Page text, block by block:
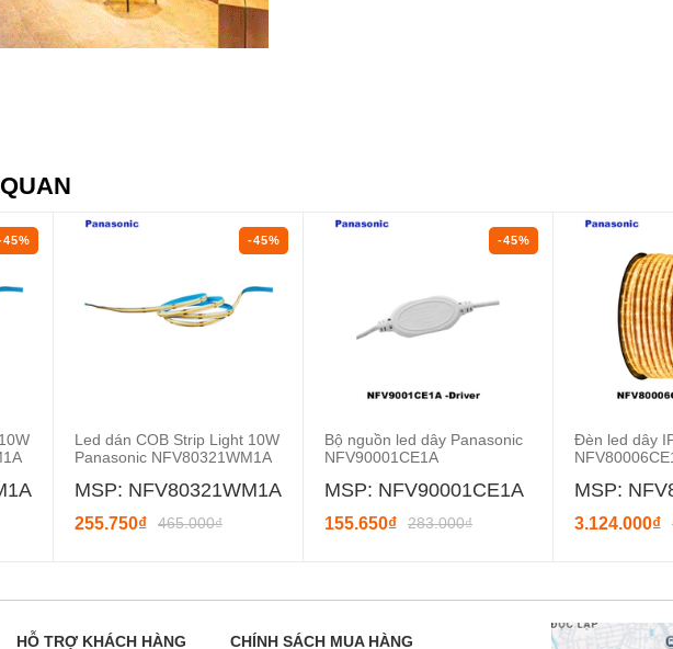
45% -45%
Led dán COB Strip Light 10W
Panasonic NFV80321WM1A
MSP: NFV80321WM1A
255.750₫ 465.000₫
-45%
Bộ nguồn led dây Panasonic
NFV90001CE1A
MSP: NFV90001CE1A
155.650₫ 283.000₫
Đèn led dây
MSP:
3.124.000₫
HỖ TRỢ KHÁCH HÀNG
CHÍNH SÁCH MUA HÀNG